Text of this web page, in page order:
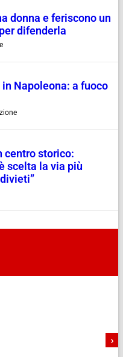
donna e feriscono un
difenderla
Napoleona: a fuoco
centro storico:
scelta la via più
›